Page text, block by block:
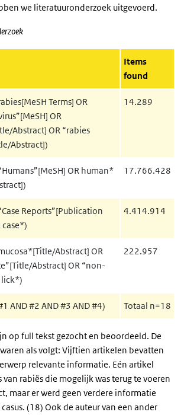
we literatuuronderzoek uitgevoerd.
Items
found
Terms] OR
OR
Abstract] OR “rabies
Abstract])
14.289
OR human*
17.766.428
Reports”[Publication
case*)
4.414.914
Abstract] OR
Abstract] OR “non-
lick*)
222.957
AND #2 AND #3 AND #4) Totaal n=18
op full tekst gezocht en beoordeeld. De
als volgt: Vijftien artikelen bevatten
relevante informatie. Eén artikel
van rabiës die mogelijk was terug te voeren
maar er werd geen verdere informatie
(18) Ook de auteur van een ander